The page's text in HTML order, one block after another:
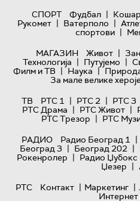
СПОРТ
Фудбал |
Рукомет | Ватерполо |
спортови |
МАГАЗИН
Живот |
Технологијa | Путујемо |
Филм и ТВ | Наука |
За мале велике
ТВ
РТС 1 | РТС 2 | РТС 3
РТС Драма | РТС Живот |
РТС Трезор | РТС
РАДИО
Радио Београд 1 |
Београд 3 | Београд 202 |
Рокенролер | Радио Џубокс
Џезер |
РТС
Контакт | Маркетинг |